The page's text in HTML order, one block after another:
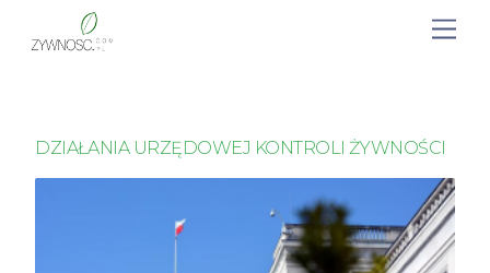
DZIAŁANIA URZĘDOWEJ KONTROLI ŻYWNOŚCI